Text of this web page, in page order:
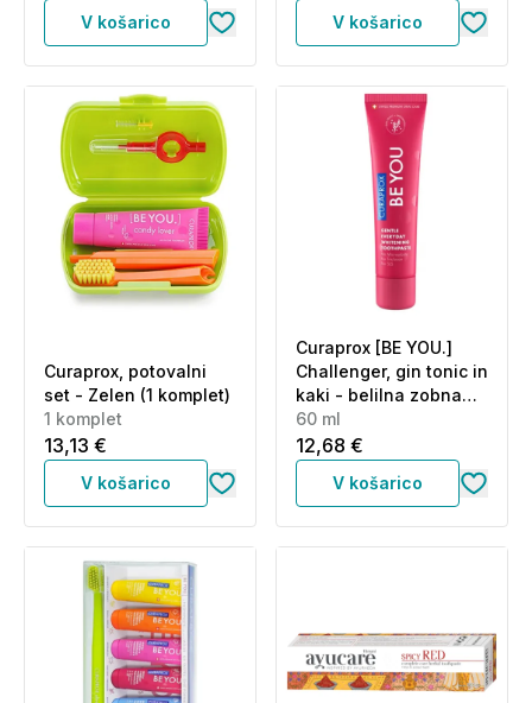
V košarico V košarico
Curaprox, potovalni
set - Zelen (1 komplet)
1 komplet
13,13 €
V košarico
Curaprox [BE YOU.]
Challenger, gin tonic in
kaki - belilna zobna
pasta (60 ml)
60 ml
12,68 €
V košarico